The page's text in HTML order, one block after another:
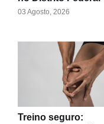
03 Agosto, 2026
Treino seguro: